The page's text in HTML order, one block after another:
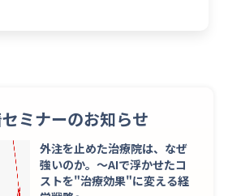
ミナーのお知らせ
外注を止めた治療院は、なぜ
強いのか。〜AIで浮かせたコ
ストを"治療効果"に変える経